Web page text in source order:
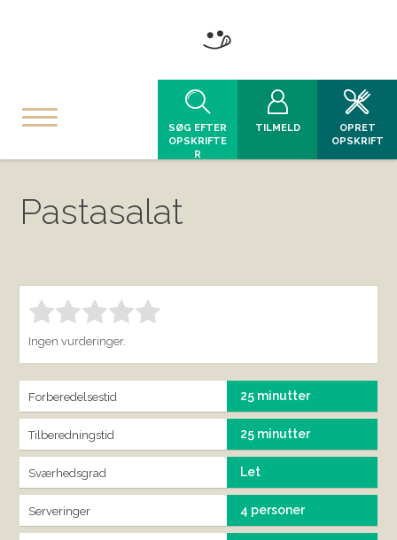
SØG EFTER
OPSKRIFTE
R
TILMELD
OPRET
OPSKRIFT
Pastasalat
Bedøm denne vare: 1.00
Ingen vurderinger.
Forberedelsestid 25 minutter
Tilberedningstid 25 minutter
Sværhedsgrad Let
Serveringer 4 personer